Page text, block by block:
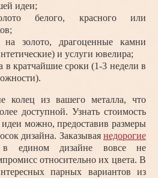
идеи;
белого, красного или
золото, драгоценные камни
и услуги ювелира;
в кратчайшие сроки (1-3 недели в
колец из вашего металла, что
доступной. Узнать стоимость
можно, предоставив размеры
дизайна. Заказывая недорогие
едином дизайне вовсе не
относительно их цвета. В
парных вариантов из